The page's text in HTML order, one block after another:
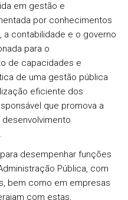
em gestão e
por conhecimentos
contabilidade e o governo
para o
de capacidades e
de uma gestão pública
eficiente dos
que promova a
desempenhar funções
Pública, com
bem como em empresas
com estas,